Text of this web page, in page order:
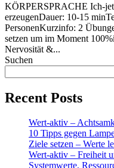
KÖRPERSPRACHE Ich-
erzeugenDauer: 10-15
PersonenKurzinfo: 2
setzen um im Moment
Nervosität &...
Suchen
Recent Posts
Wert-aktiv –
10 Tipps gegen
Ziele setzen – Werte
Wert-aktiv – Freiheit
Systemwerte,